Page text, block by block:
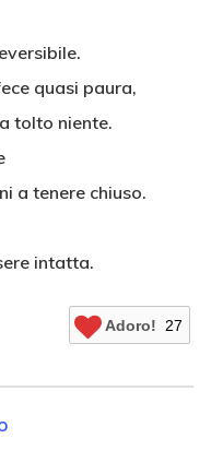
quasi paura,
tolto niente.
a tenere chiuso.
intatta.
Adoro! 27